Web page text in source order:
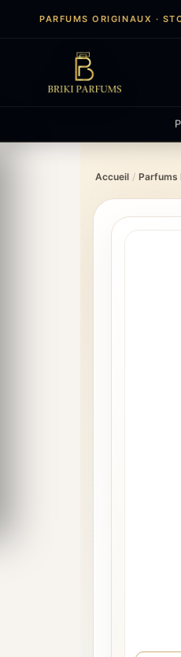
PARFUMS ORIGINAUX ·
Accueil / Parfums